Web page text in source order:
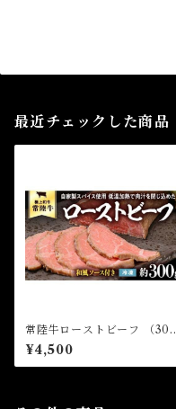
最近チェックした商品
常陸牛ローストビーフ （300
g 和風ソース付）
¥4,500